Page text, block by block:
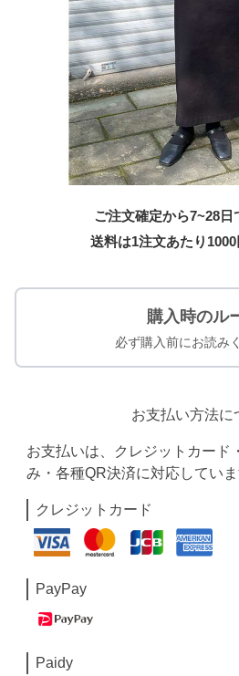
ご注文確定から7~28日
送料は1注文あたり 1000
購入時のル
必ず購入前にお読み
お支払い方法に
お支払いは、クレジットカード
み・各種QR決済に対応していま
クレジットカード
PayPay
Paidy